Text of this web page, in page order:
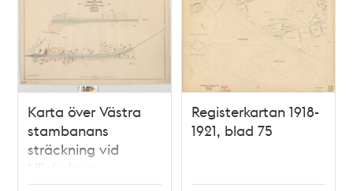
Karta över Västra
stambanans
sträckning vid
Liljeholmen
Registerkartan 1918-
1921, blad 75